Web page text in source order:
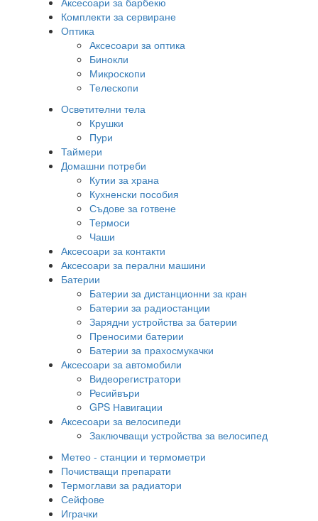
Комплекти за сервиране
Оптика
Аксесоари за оптика
Бинокли
Микроскопи
Телескопи
Осветителни тела
Крушки
Пури
Таймери
Домашни потреби
Кутии за храна
Кухненски пособия
Съдове за готвене
Термоси
Чаши
Аксесоари за контакти
Аксесоари за перални машини
Батерии
Батерии за дистанционни за кран
Батерии за радиостанции
Зарядни устройства за батерии
Преносими батерии
Батерии за прахосмукачки
Аксесоари за автомобили
Видеорегистратори
Ресийвъри
GPS Навигации
Аксесоари за велосипеди
Заключващи устройства за велосипед
Метео - станции и термометри
Почистващи препарати
Термоглави за радиатори
Сейфове
Играчки